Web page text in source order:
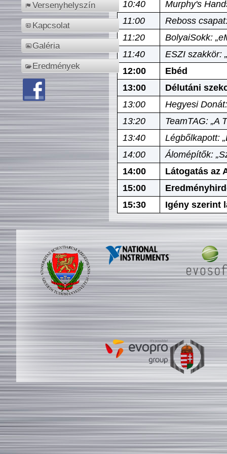
Versenyhelyszín
Kapcsolat
Galéria
Eredmények
10:40
Murphy's
11:00
Reboss
11:20
BolyaiSokk:
11:40
ESZI szakkör:
12:00
Ebéd
13:00
Délutáni
13:00
Hegyesi
13:20
TeamTAG: „A
13:40
Légbőlkapott:
14:00
Álomépítők:
14:00
Látogatás az
15:00
15:30
Igény szerint